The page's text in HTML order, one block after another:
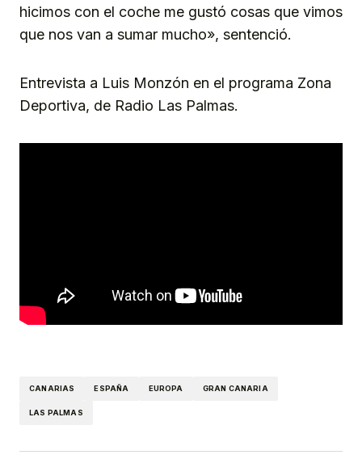
hicimos con el coche me gustó cosas que vimos
que nos van a sumar mucho», sentenció.
Entrevista a Luis Monzón en el programa Zona
Deportiva, de Radio Las Palmas.
CANARIAS ESPAÑA EUROPA GRAN CANARIA
LAS PALMAS